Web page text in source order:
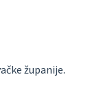
županije.